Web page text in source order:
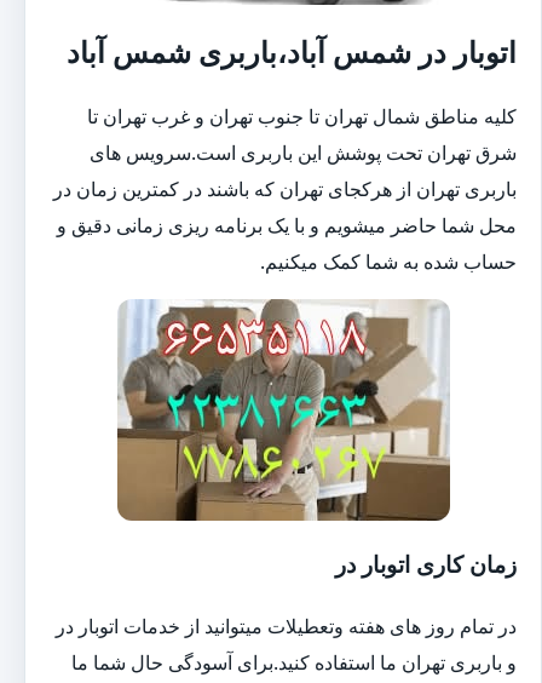
اتوبار در شمس آباد،باربری شمس آباد
کلیه مناطق شمال تهران تا جنوب تهران و غرب تهران تا
شرق تهران تحت پوشش این باربری است.سرویس های
باربری تهران از هرکجای تهران که باشند در کمترین زمان در
محل شما حاضر میشویم و با یک برنامه ریزی زمانی دقیق و
حساب شده به شما کمک میکنیم.
زمان کاری اتوبار در
در تمام روز های هفته وتعطیلات میتوانید از خدمات اتوبار در
و باربری تهران ما استفاده کنید.برای آسودگی حال شما ما